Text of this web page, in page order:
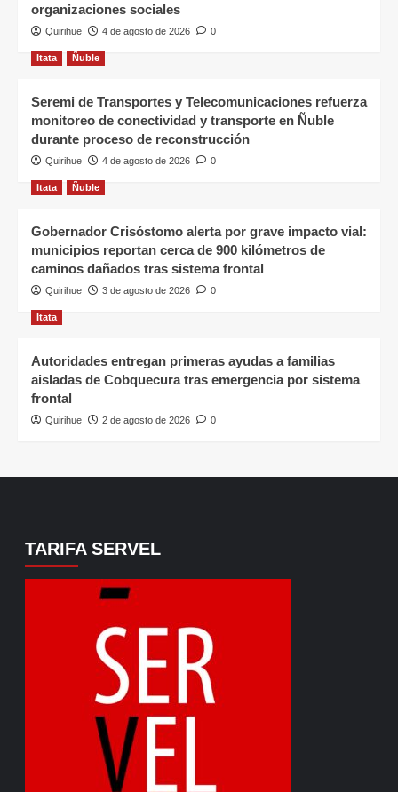
organizaciones sociales
Quirihue 4 de agosto de 2026 0
Itata Ñuble
Seremi de Transportes y Telecomunicaciones refuerza
monitoreo de conectividad y transporte en Ñuble
durante proceso de reconstrucción
Quirihue 4 de agosto de 2026 0
Itata Ñuble
Gobernador Crisóstomo alerta por grave impacto vial:
municipios reportan cerca de 900 kilómetros de
caminos dañados tras sistema frontal
Quirihue 3 de agosto de 2026 0
Itata
Autoridades entregan primeras ayudas a familias
aisladas de Cobquecura tras emergencia por sistema
frontal
Quirihue 2 de agosto de 2026 0
TARIFA SERVEL